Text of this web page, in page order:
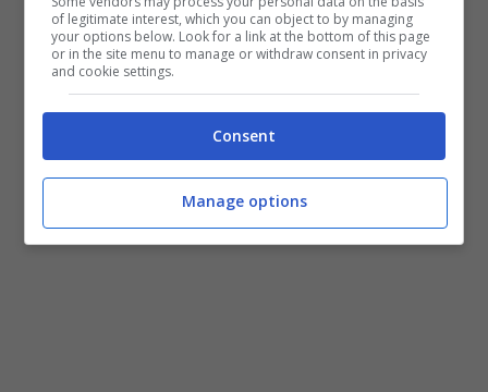
Tracklist 9 – Negrita(pre-ordinabile su
Amazon)
of legitimate interest, which you can object to by managing
your options below. Look for a link at the bottom of this page
or in the site menu to manage or withdraw consent in privacy
and cookie settings.
Consent
Manage options